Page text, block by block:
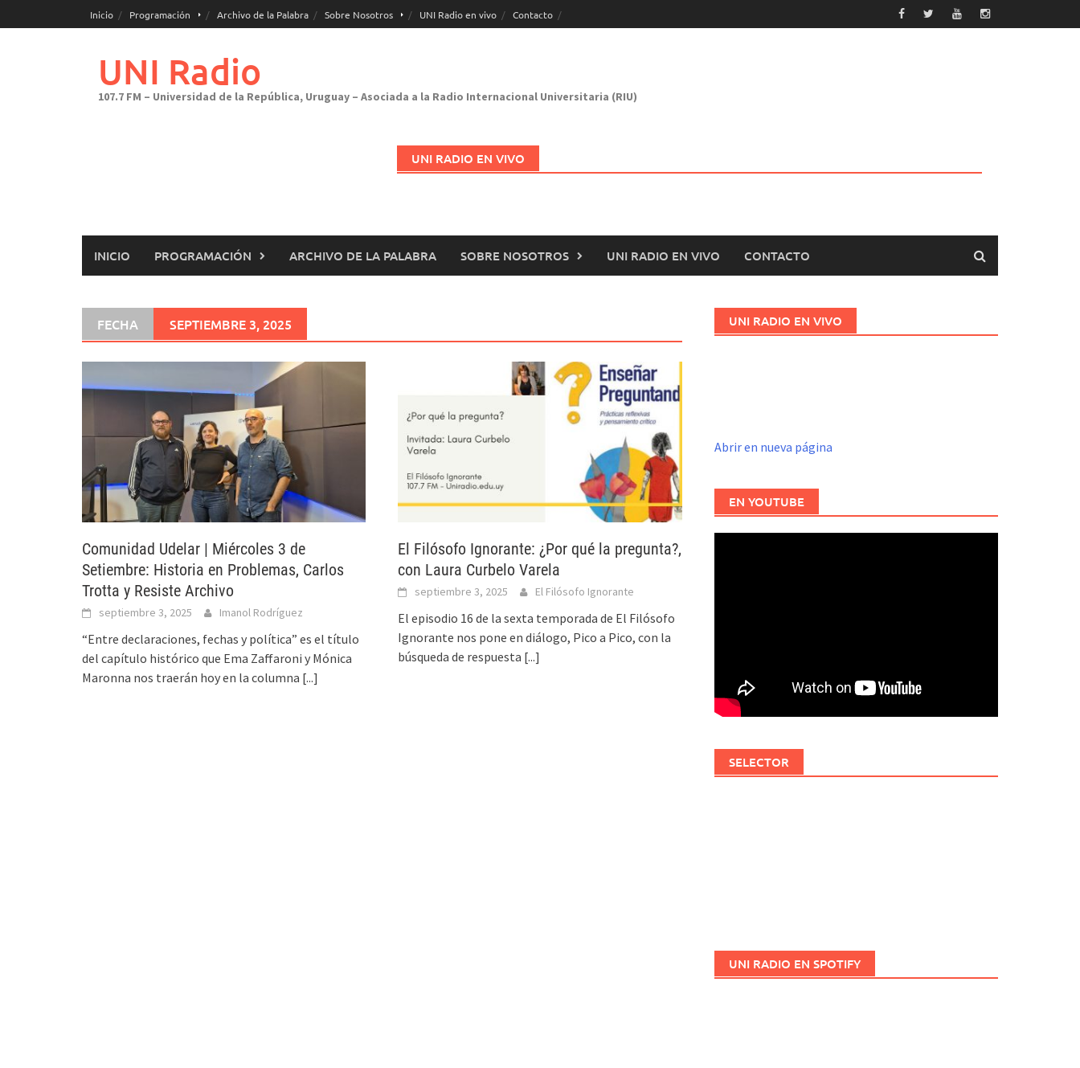
al
Inicio Programación Archivo de la Palabra Sobre Nosotros UNI Radio en vivo Contacto
UNI Radio
107.7 FM – Universidad de la República, Uruguay – Asociada a la Radio Internacional Universitaria (RIU)
UNI RADIO EN VIVO
INICIO PROGRAMACIÓN ARCHIVO DE LA PALABRA SOBRE NOSOTROS UNI RADIO EN VIVO CONTACTO
FECHA SEPTIEMBRE 3, 2025
Comunidad Udelar | Miércoles 3 de
Setiembre: Historia en Problemas, Carlos
Trotta y Resiste Archivo
septiembre 3, 2025 Imanol Rodríguez
“Entre declaraciones, fechas y política” es el título
del capítulo histórico que Ema Zaffaroni y Mónica
Maronna nos traerán hoy en la columna [...]
El Filósofo Ignorante: ¿Por qué la pregunta?,
con Laura Curbelo Varela
septiembre 3, 2025 El Filósofo Ignorante
El episodio 16 de la sexta temporada de El Filósofo
Ignorante nos pone en diálogo, Pico a Pico, con la
búsqueda de respuesta [...]
UNI RADIO EN VIVO
Abrir en nueva página
EN YOUTUBE
SELECTOR
UNI RADIO EN SPOTIFY